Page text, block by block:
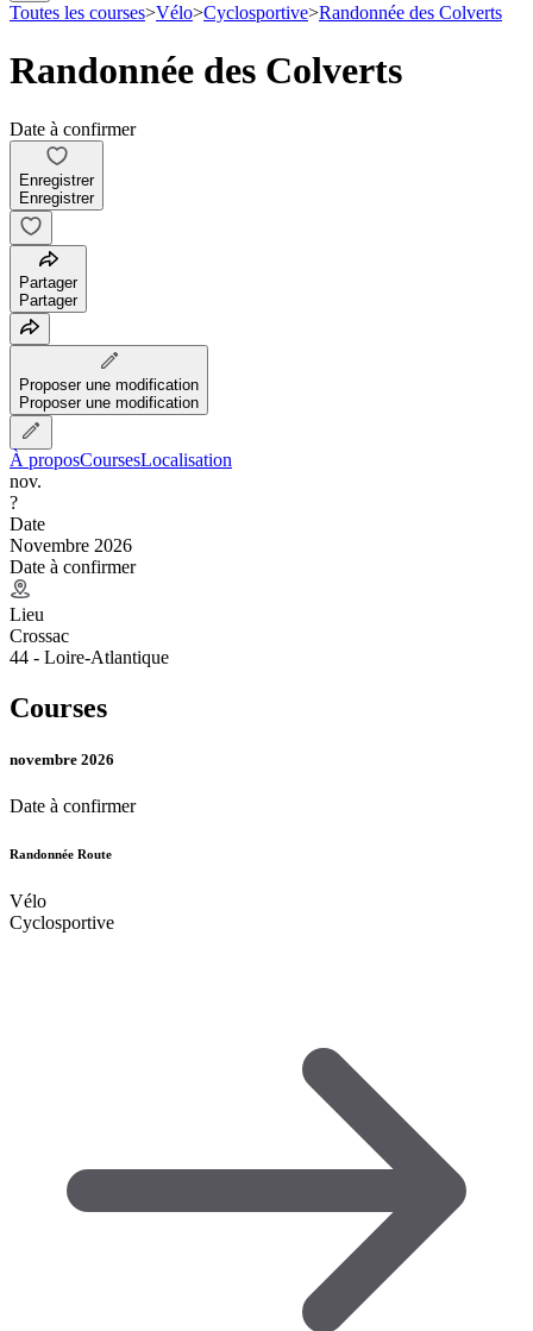
Toutes les courses>Vélo>Cyclosportive>Randonnée des Colverts
Randonnée des Colverts
Date à confirmer
Enregistrer
Enregistrer
Partager
Partager
Proposer une modification
Proposer une modification
À proposCoursesLocalisation
nov.
?
Date
Novembre 2026
Date à confirmer
Lieu
Crossac
44 - Loire-Atlantique
Courses
novembre 2026
Date à confirmer
Randonnée Route
Vélo
Cyclosportive